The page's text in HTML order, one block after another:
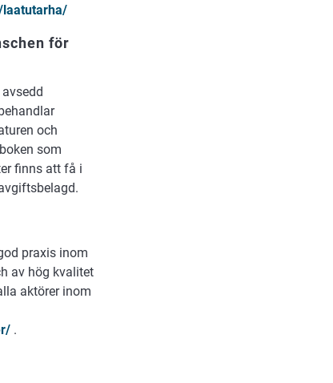
för
och
som
finns att få i
praxis inom
av hög kvalitet
aktörer inom
.